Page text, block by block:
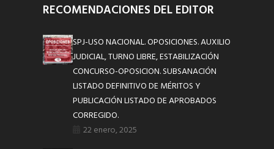
RECOMENDACIONES DEL EDITOR
SPJ-USO NACIONAL. OPOSICIONES. AUXILIO
JUDICIAL, TURNO LIBRE, ESTABILIZACIÓN
CONCURSO-OPOSICION. SUBSANACIÓN
LISTADO DEFINITIVO DE MÉRITOS Y
PUBLICACIÓN LISTADO DE APROBADOS
CORREGIDO.
22 enero, 2025